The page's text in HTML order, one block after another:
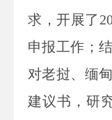
求，开展了
申报工作；
对老挝、缅
建议书，研